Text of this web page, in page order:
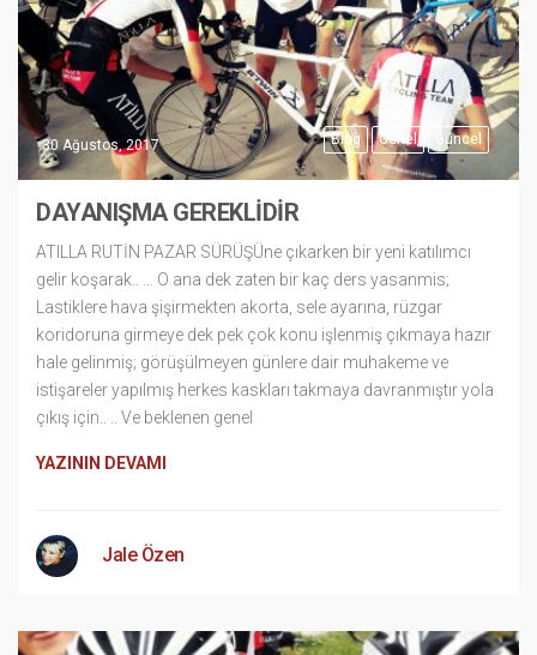
Blog Genel Güncel
30 Ağustos, 2017
DAYANIŞMA GEREKLİDİR
ATILLA RUTİN PAZAR SÜRÜŞÜne çıkarken bir yeni katılımcı
gelir koşarak.. … O ana dek zaten bir kaç ders yasanmis;
Lastiklere hava şişirmekten akorta, sele ayarına, rüzgar
koridoruna girmeye dek pek çok konu işlenmiş çıkmaya hazır
hale gelinmiş; görüşülmeyen günlere dair muhakeme ve
istişareler yapılmış herkes kaskları takmaya davranmıştır yola
çıkış için.. .. Ve beklenen genel
YAZININ DEVAMI
Jale Özen